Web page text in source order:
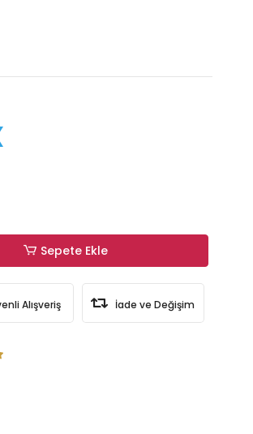
Sepete Ekle
Alışveriş İade ve Değişim